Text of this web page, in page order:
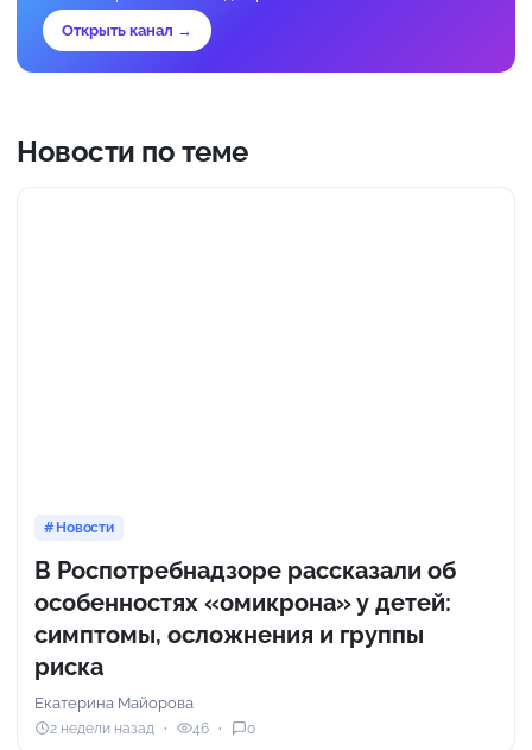
Открыть канал →
Новости по теме
Новости
В Роспотребнадзоре рассказали об
особенностях «омикрона» у детей:
симптомы, осложнения и группы
риска
Екатерина Майорова
2 недели назад 46 0